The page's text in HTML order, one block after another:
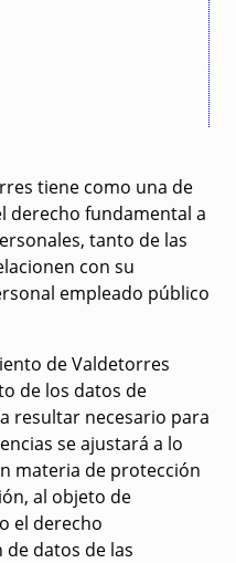
tiene como una de
derecho fundamental a
tanto de las
con su
empleado público
de Valdetorres
de los datos de
resultar necesario para
se ajustará a lo
materia de protección
al objeto de
el derecho
datos de las